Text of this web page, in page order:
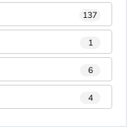
137
1
6
4